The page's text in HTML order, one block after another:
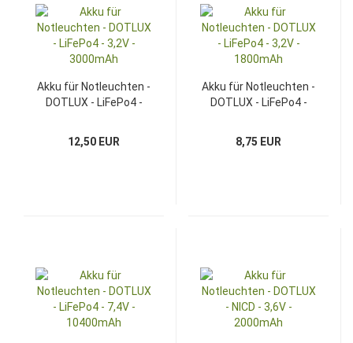
Akku für Notleuchten -
DOTLUX - LiFePo4 -
12,50 EUR
Akku für Notleuchten -
DOTLUX - LiFePo4 -
8,75 EUR